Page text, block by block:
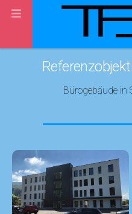
Bürogebäude in